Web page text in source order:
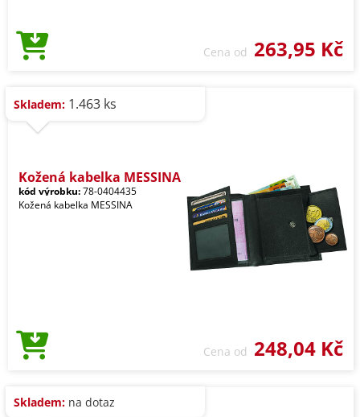
Cena od 263,95 Kč
Skladem: 1.463 ks
Kožená kabelka MESSINA
kód výrobku:78-0404435
Kožená kabelka MESSINA
Cena od 248,04 Kč
Skladem: na dotaz